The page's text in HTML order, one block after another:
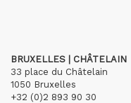
BRUXELLES | CHÂTELAIN
33 place du Châtelain
1050 Bruxelles
+32 (0)2 893 90 30